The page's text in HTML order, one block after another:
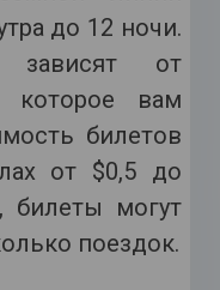
до 12 ночи.
от
которое вам
билетов
от $0,5 до
билеты могут
поездок.